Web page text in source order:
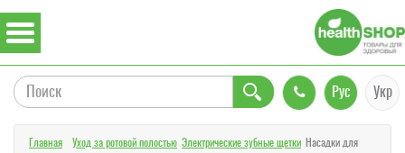
Рус Укр
Главная Уход за ротовой полостью Электрические зубные щетки Насадки для